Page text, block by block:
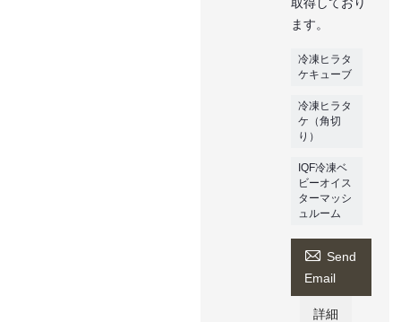
ます。
冷凍ヒラタ
ケキューブ
冷凍ヒラタ
ケ（角切
り）
IQF冷凍ベ
ビーオイス
ターマッシ
ュルーム
 Send
Email
詳細